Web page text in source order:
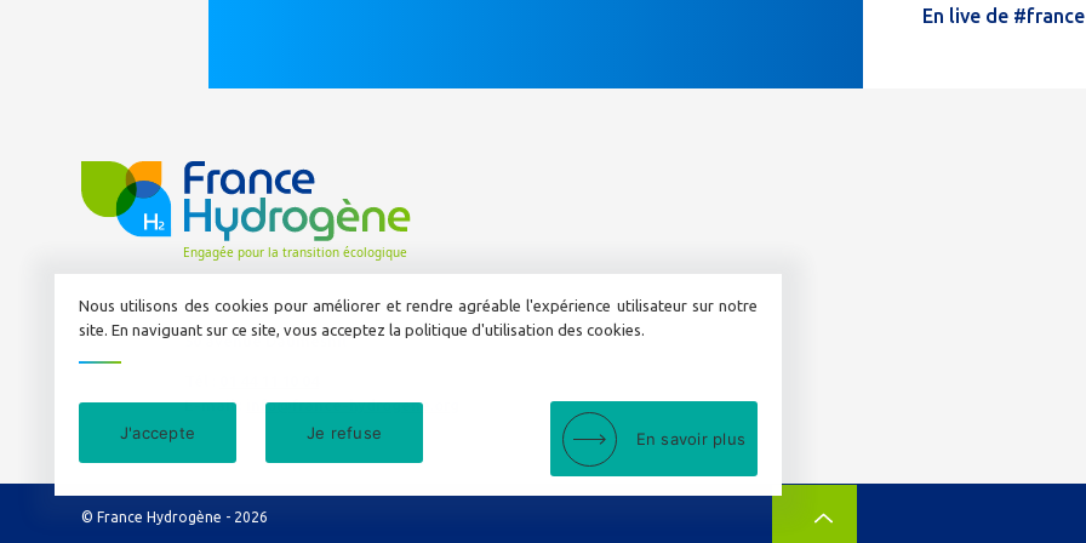
remplissezEn live de
50 avenue Daumesnil
E-mail :
info@france-hydrogene.org
© France Hydrogène - 2026
Nous utilisons des cookies pour améliorer et rendre agréable l'expérience utilisateur sur notre
site. En naviguant sur ce site, vous acceptez la politique d'utilisation des cookies.
J'accepte Je refuse En savoir plus